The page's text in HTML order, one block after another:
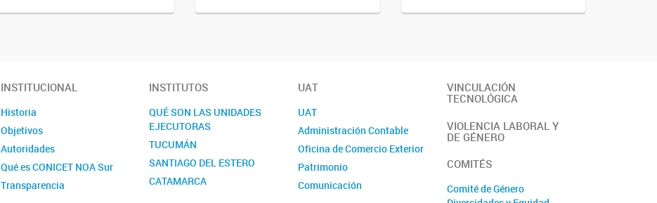
INSTITUCIONAL
Historia
Objetivos
Autoridades
Qué es CONICET NOA Sur
Transparencia
INSTITUTOS
QUÉ SON LAS UNIDADES
EJECUTORAS
TUCUMÁN
SANTIAGO DEL ESTERO
CATAMARCA
UAT
UAT
Administración Contable
Oficina de Comercio Exterior
Patrimonio
Comunicación
VINCULACIÓN
TECNOLÓGICA
VIOLENCIA LABORAL Y
DE GÉNERO
COMITÉS
Comité de Género